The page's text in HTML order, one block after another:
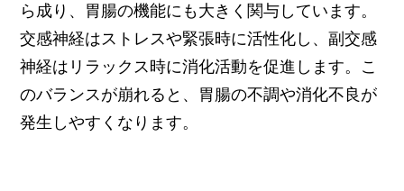
ら成り、胃腸の機能にも大きく関与しています。
交感神経はストレスや緊張時に活性化し、副交感
神経はリラックス時に消化活動を促進します。こ
のバランスが崩れると、胃腸の不調や消化不良が
発生しやすくなります。